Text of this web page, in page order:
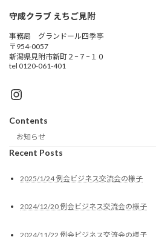
守成クラブ えちご見附
事務局 グランドール四季亭
〒954-0057
新潟県見附市新町２−７−１０
tel 0120-061-401
Instagram
Contents
お知らせ
Recent Posts
2025/1/24 例会ビジネス交流会の様子
2024/12/20 例会ビジネス交流会の様子
2024/11/22 例会ビジネス交流会の様子